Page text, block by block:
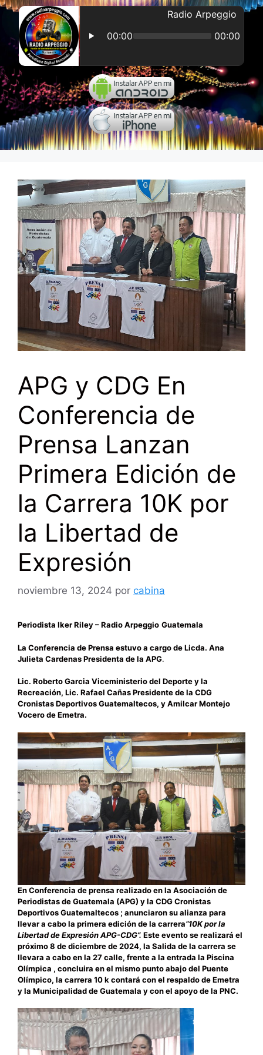
APG y CDG En
Conferencia de
Prensa Lanzan
Primera Edición de
la Carrera 10K por
la Libertad de
Expresión
noviembre 13, 2024 por cabina
Periodista Iker Riley – Radio Arpeggio Guatemala
La Conferencia de Prensa estuvo a cargo de Licda. Ana
Julieta Cardenas Presidenta de la APG.
Lic. Roberto Garcia Viceministerio del Deporte y la
Recreación, Lic. Rafael Cañas Presidente de la CDG
Cronistas Deportivos Guatemaltecos, y Amilcar Montejo
Vocero de Emetra.
En Conferencia de prensa realizado en la Asociación de
Periodistas de Guatemala (APG) y la CDG Cronistas
Deportivos Guatemaltecos ; anunciaron su alianza para
llevar a cabo la primera edición de la carrera“10K por la
Libertad de Expresión APG-CDG”. Este evento se realizará el
próximo 8 de diciembre de 2024, la Salida de la carrera se
llevara a cabo en la 27 calle, frente a la entrada la Piscina
Olímpica , concluira en el mismo punto abajo del Puente
Olímpico, la carrera 10 k contará con el respaldo de Emetra
y la Municipalidad de Guatemala y con el apoyo de la PNC.